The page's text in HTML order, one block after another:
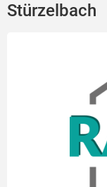
Stürzelbach